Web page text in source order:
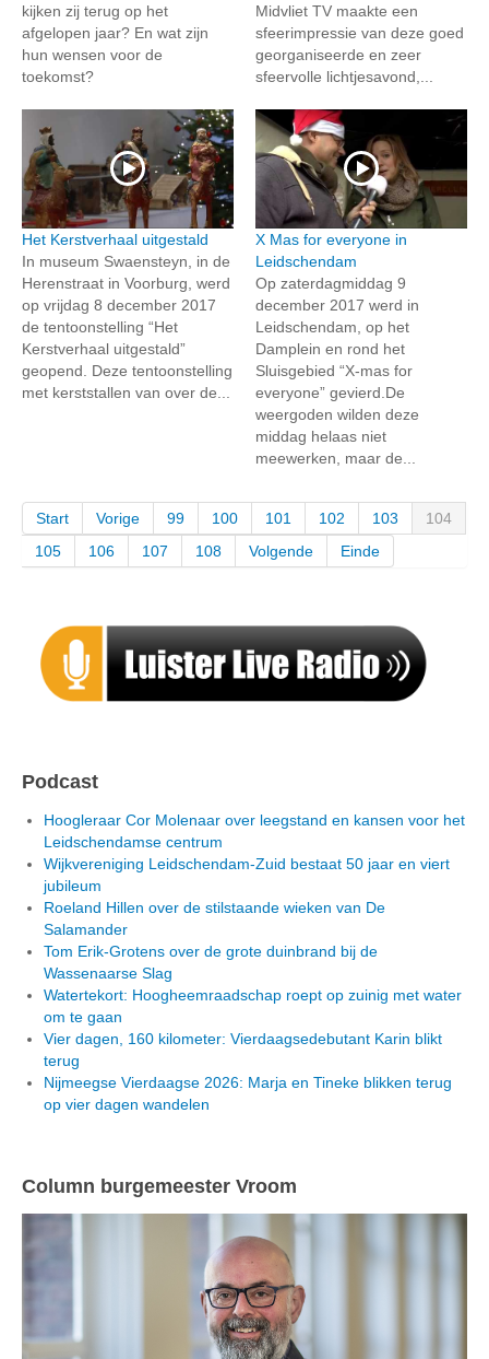
kijken zij terug op het
afgelopen jaar? En wat zijn
hun wensen voor de
toekomst?
Midvliet TV maakte een
sfeerimpressie van deze goed
georganiseerde en zeer
sfeervolle lichtjesavond,...
Het Kerstverhaal uitgestald
In museum Swaensteyn, in de
Herenstraat in Voorburg, werd
op vrijdag 8 december 2017
de tentoonstelling “Het
Kerstverhaal uitgestald”
geopend. Deze tentoonstelling
met kerststallen van over de...
X Mas for everyone in
Leidschendam
Op zaterdagmiddag 9
december 2017 werd in
Leidschendam, op het
Damplein en rond het
Sluisgebied “X-mas for
everyone” gevierd.De
weergoden wilden deze
middag helaas niet
meewerken, maar de...
Start Vorige 99 100 101 102 103
104
105
106 107 108 Volgende Einde
Podcast
Hoogleraar Cor Molenaar over leegstand en kansen voor het
Leidschendamse centrum
Wijkvereniging Leidschendam-Zuid bestaat 50 jaar en viert
jubileum
Roeland Hillen over de stilstaande wieken van De
Salamander
Tom Erik-Grotens over de grote duinbrand bij de
Wassenaarse Slag
Watertekort: Hoogheemraadschap roept op zuinig met water
om te gaan
Vier dagen, 160 kilometer: Vierdaagsedebutant Karin blikt
terug
Nijmeegse Vierdaagse 2026: Marja en Tineke blikken terug
op vier dagen wandelen
Column burgemeester Vroom